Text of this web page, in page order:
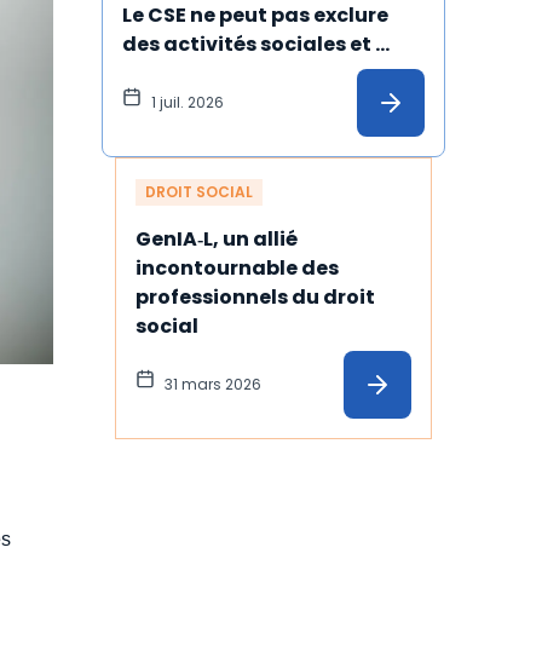
Le CSE ne peut pas exclure
des activités sociales et
absents depuis un certain
1 juil. 2026
DROIT SOCIAL
GenIA‑L, un allié
incontournable des
professionnels du droit
social
31 mars 2026